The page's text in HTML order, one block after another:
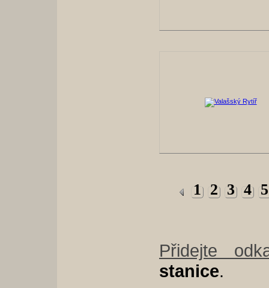
1 2 3 4 5
Přidejte
stanice.